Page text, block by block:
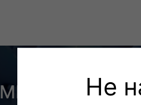
МЕТОДЫ Не